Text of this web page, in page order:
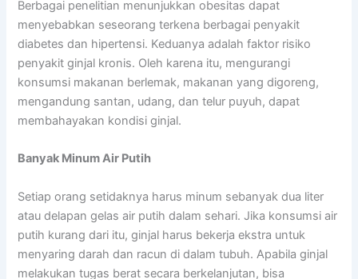
Berbagai penelitian menunjukkan obesitas dapat
menyebabkan seseorang terkena berbagai penyakit
diabetes dan hipertensi. Keduanya adalah faktor risiko
penyakit ginjal kronis. Oleh karena itu, mengurangi
konsumsi makanan berlemak, makanan yang digoreng,
mengandung santan, udang, dan telur puyuh, dapat
membahayakan kondisi ginjal.
Banyak Minum Air Putih
Setiap orang setidaknya harus minum sebanyak dua liter
atau delapan gelas air putih dalam sehari. Jika konsumsi air
putih kurang dari itu, ginjal harus bekerja ekstra untuk
menyaring darah dan racun di dalam tubuh. Apabila ginjal
melakukan tugas berat secara berkelanjutan, bisa